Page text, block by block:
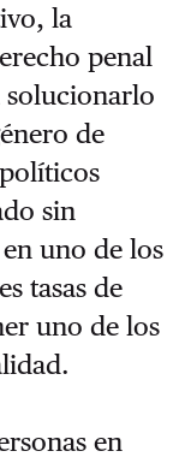
la
penal
solucionarlo
de
sin
uno de los
tasas de
uno de los
en